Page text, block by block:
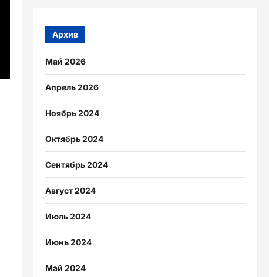
Архив
Май 2026
Апрель 2026
Ноябрь 2024
Октябрь 2024
Сентябрь 2024
Август 2024
Июль 2024
Июнь 2024
Май 2024